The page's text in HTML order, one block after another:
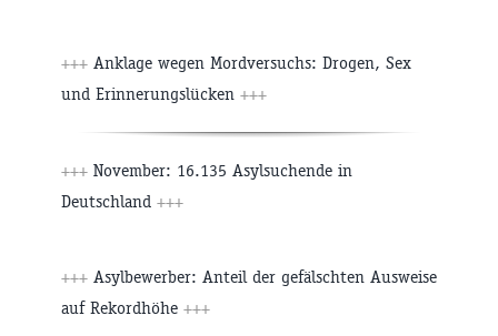
+++ Anklage wegen Mordversuchs: Drogen, Sex
und Erinnerungslücken +++
+++ November: 16.135 Asylsuchende in
Deutschland +++
+++ Asylbewerber: Anteil der gefälschten Ausweise
auf Rekordhöhe +++